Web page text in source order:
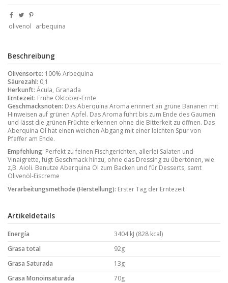
olivenol arbequina
Beschreibung
Olivensorte: 100% Arbequina
Säurezahl: 0,1
Herkunft: Ácula, Granada
Erntezeit: Frühe Oktober-Ernte
Geschmacksnoten: Das Aberquina Aroma erinnert an grüne Bananen mit
Hinweisen auf grünen Apfel. Das Aroma führt bis zum Ende des Gaumen
und lässt die grünen Früchte erkennen ohne die Bitterkeit zu öffnen. Das
Aberquina Öl hat einen weichen Abgang mit einer leichten Spur von
Pfeffer am Ende.
Empfehlung: Perfekt zu feinen Fischgerichten, allerlei Salaten und
Vinaigrette, fügt Geschmack hinzu, ohne das Dressing zu übertönen, wie
z,B. Aioli. Benutze Aberquina Öl zum Backen und für Desserts, samt
Olivenöl-Eiscreme
Verarbeitungsmethode (Herstellung): Erster Tag der Erntezeit
Artikeldetails
Energía
3404 kJ (828 kcal)
Grasa total
92g
Grasa Saturada
13g
Grasa Monoinsaturada
70g